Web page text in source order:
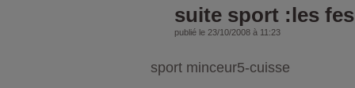
suite sport :les
publié le 23/10/2008 à 11:23
sport minceur5-cuisse